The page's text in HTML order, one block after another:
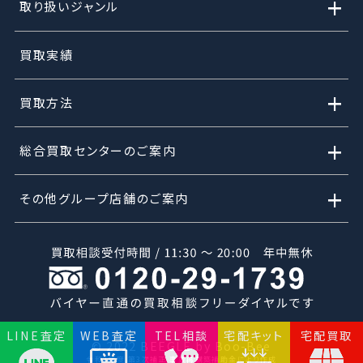
取り扱いジャンル
買取実績
買取方法 +
総合買取センターのご案内 +
その他グループ店舗のご案内 +
© 2022 BEEGLE by Boo-Bee
令和2年度 第3次補正 事業再構築補助金により作成
LINE査定 WEB査定 TEL相談 宅配キット 宅配買取